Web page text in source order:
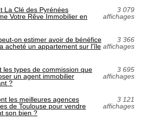
La Clé des Pyrénées
Votre Rêve Immobilier en
3 079
affichages
on estimer avoir de bénéfice
acheté un appartement sur l'île
3 366
affichages
les types de commission que
un agent immobilier
?
3 695
affichages
les meilleures agences
de Toulouse pour vendre
son bien ?
3 121
affichages